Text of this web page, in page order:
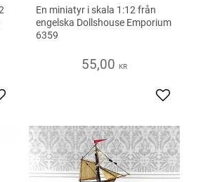
to favorites
En miniatyr i skala 1:12 från
engelska Dollshouse Emporium
6359
55,00 KR
Add to